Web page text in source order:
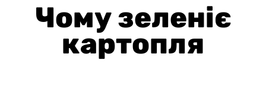
Чому зеленіє
картопля